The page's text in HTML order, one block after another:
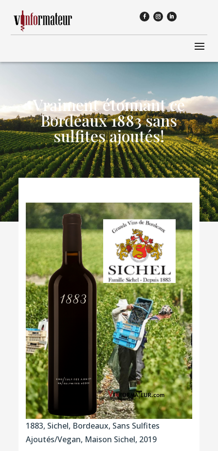
Vraiment étonnant ce
Bordeaux 1883 sans
sulfites ajoutés!
1883, Sichel, Bordeaux, Sans Sulfites
Ajoutés/Vegan, Maison Sichel, 2019